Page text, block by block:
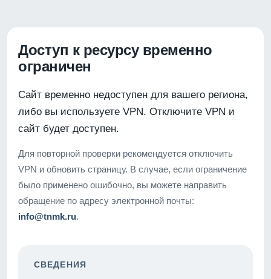
Доступ к ресурсу временно
ограничен
Сайт временно недоступен для вашего региона,
либо вы используете VPN. Отключите VPN и
сайт будет доступен.
Для повторной проверки рекомендуется отключить
VPN и обновить страницу. В случае, если ограничение
было применено ошибочно, вы можете направить
обращение по адресу электронной почты:
info@tnmk.ru.
СВЕДЕНИЯ